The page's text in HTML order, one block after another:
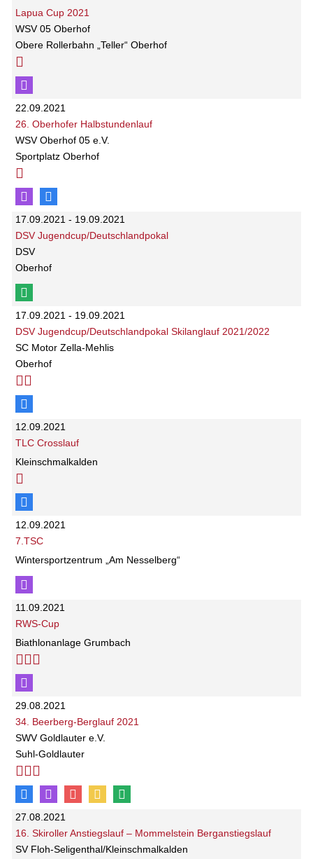
Lapua Cup 2021
WSV 05 Oberhof
Obere Rollerbahn „Teller“ Oberhof
22.09.2021
26. Oberhofer Halbstundenlauf
WSV Oberhof 05 e.V.
Sportplatz Oberhof
17.09.2021 - 19.09.2021
DSV Jugendcup/Deutschlandpokal
DSV
Oberhof
17.09.2021 - 19.09.2021
DSV Jugendcup/Deutschlandpokal Skilanglauf 2021/2022
SC Motor Zella-Mehlis
Oberhof
12.09.2021
TLC Crosslauf
Kleinschmalkalden
12.09.2021
7.TSC
Wintersportzentrum „Am Nesselberg“
11.09.2021
RWS-Cup
Biathlonanlage Grumbach
29.08.2021
34. Beerberg-Berglauf 2021
SWV Goldlauter e.V.
Suhl-Goldlauter
27.08.2021
16. Skiroller Anstiegslauf – Mommelstein Berganstiegslauf
SV Floh-Seligenthal/Kleinschmalkalden